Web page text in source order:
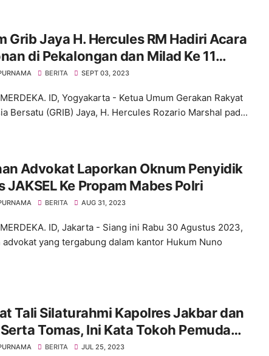
Grib Jaya H. Hercules RM Hadiri Acara
di Pekalongan dan Milad Ke 11
Ora Aji di DI Yogyakarta
BERITA SEPT 03, 2023
ID, Yogyakarta - Ketua Umum Gerakan Rakyat
Bersatu (GRIB) Jaya, H. Hercules Rozario Marshal pad...
Advokat Laporkan Oknum Penyidik
JAKSEL Ke Propam Mabes Polri
BERITA AUG 31, 2023
ID, Jakarta - Siang ini Rabu 30 Agustus 2023,
advokat yang tergabung dalam kantor Hukum Nuno
Tali Silaturahmi Kapolres Jakbar dan
Tomas, Ini Kata Tokoh Pemuda
H. Umar Abdul Aziz
BERITA JUL 25, 2023